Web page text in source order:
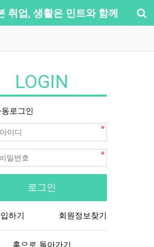
취업, 생활은 민트와 함께
LOGIN
동로그인
필수
필수
로그인
하기 회원정보찾기
홈으로 돌아가기